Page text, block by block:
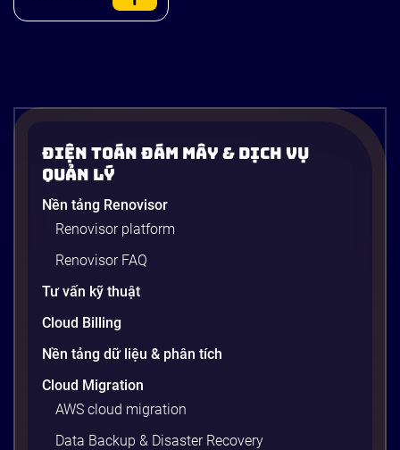
Điện Toán Đám Mây & Dịch Vụ
Quản Lý
Nền tảng Renovisor
Renovisor platform
Renovisor FAQ
Tư vấn kỹ thuật
Cloud Billing
Nền tảng dữ liệu & phân tích
Cloud Migration
AWS cloud migration
Data Backup & Disaster Recovery